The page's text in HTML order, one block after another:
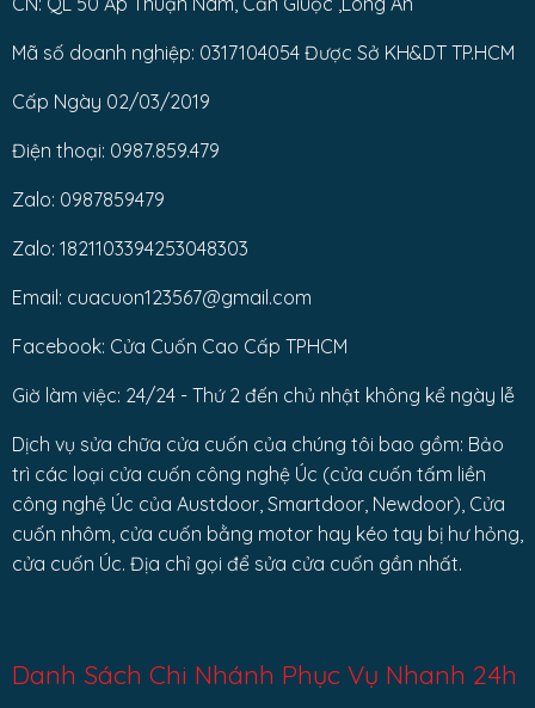
Mã số doanh nghiệp: 0317104054 Được Sở KH&DT TP.HCM
Cấp Ngày 02/03/2019
Điện thoại: 0987.859.479
Zalo: 0987859479
Zalo: 1821103394253048303
Email: cuacuon123567@gmail.com
Facebook: Cửa Cuốn Cao Cấp TPHCM
Giờ làm việc: 24/24 - Thứ 2 đến chủ nhật không kể ngày lễ
Dịch vụ sửa chữa cửa cuốn của chúng tôi bao gồm: Bảo
trì các loại cửa cuốn công nghệ Úc (cửa cuốn tấm liền
công nghệ Úc của Austdoor, Smartdoor, Newdoor), Cửa
cuốn nhôm, cửa cuốn bằng motor hay kéo tay bị hư hỏng,
cửa cuốn Úc. Địa chỉ gọi để sửa cửa cuốn gần nhất.
Danh Sách Chi Nhánh Phục Vụ Nhanh 24h